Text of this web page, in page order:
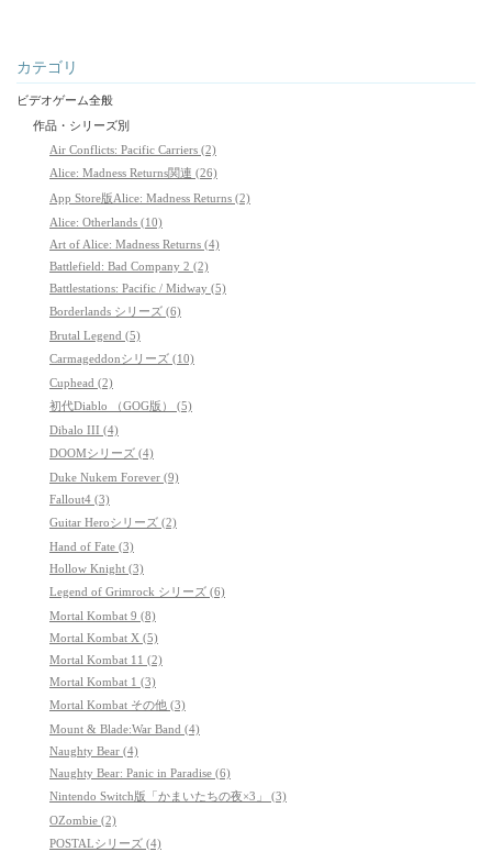
カテゴリ
ビデオゲーム全般
作品・シリーズ別
Air Conflicts: Pacific Carriers (2)
Alice: Madness Returns関連 (26)
App Store版Alice: Madness Returns (2)
Alice: Otherlands (10)
Art of Alice: Madness Returns (4)
Battlefield: Bad Company 2 (2)
Battlestations: Pacific / Midway (5)
Borderlands シリーズ (6)
Brutal Legend (5)
Carmageddonシリーズ (10)
Cuphead (2)
初代Diablo （GOG版） (5)
Dibalo III (4)
DOOMシリーズ (4)
Duke Nukem Forever (9)
Fallout4 (3)
Guitar Heroシリーズ (2)
Hand of Fate (3)
Hollow Knight (3)
Legend of Grimrock シリーズ (6)
Mortal Kombat 9 (8)
Mortal Kombat X (5)
Mortal Kombat 11 (2)
Mortal Kombat 1 (3)
Mortal Kombat その他 (3)
Mount & Blade:War Band (4)
Naughty Bear (4)
Naughty Bear: Panic in Paradise (6)
Nintendo Switch版「かまいたちの夜×3」 (3)
OZombie (2)
POSTALシリーズ (4)